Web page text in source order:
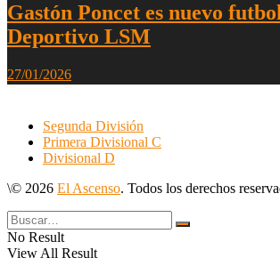
Gastón Poncet es nuevo
Deportivo LSM
27/01/2026
Segunda División
Primera Divisional C
Divisional D
\© 2026 El Ascenso. Todos los derechos
No Result
View All Result